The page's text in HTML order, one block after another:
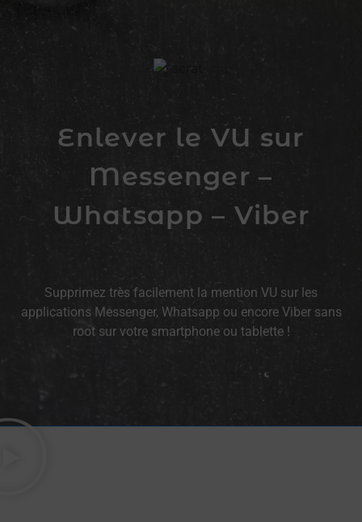
Enlever le VU sur
Messenger –
Whatsapp – Viber
Supprimez très facilement la mention VU sur les
applications Messenger, Whatsapp ou encore Viber sans
root sur votre smartphone ou tablette !